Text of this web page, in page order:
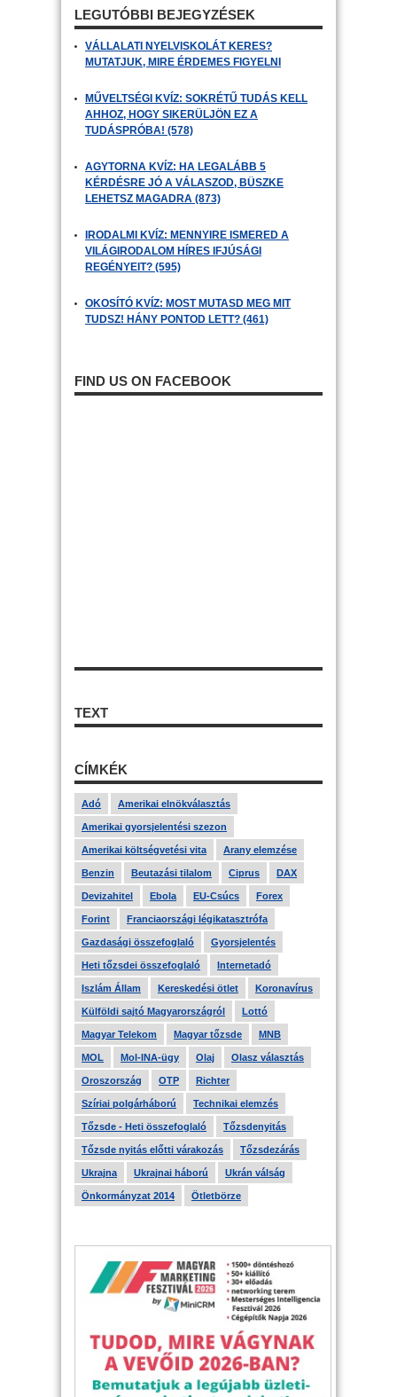
LEGUTÓBBI BEJEGYZÉSEK
VÁLLALATI NYELVISKOLÁT KERES?
MUTATJUK, MIRE ÉRDEMES FIGYELNI
MŰVELTSÉGI KVÍZ: SOKRÉTŰ TUDÁS KELL
AHHOZ, HOGY SIKERÜLJÖN EZ A
TUDÁSPRÓBA! (578)
AGYTORNA KVÍZ: HA LEGALÁBB 5
KÉRDÉSRE JÓ A VÁLASZOD, BÜSZKE
LEHETSZ MAGADRA (873)
IRODALMI KVÍZ: MENNYIRE ISMERED A
VILÁGIRODALOM HÍRES IFJÚSÁGI
REGÉNYEIT? (595)
OKOSÍTÓ KVÍZ: MOST MUTASD MEG MIT
TUDSZ! HÁNY PONTOD LETT? (461)
FIND US ON FACEBOOK
TEXT
CÍMKÉK
Adó Amerikai elnökválasztás
Amerikai gyorsjelentési szezon
Amerikai költségvetési vita Arany elemzése
Benzin Beutazási tilalom Ciprus DAX
Devizahitel Ebola EU-Csúcs Forex
Forint Franciaországi légikatasztrófa
Gazdasági összefoglaló Gyorsjelentés
Heti tőzsdei összefoglaló Internetadó
Iszlám Állam Kereskedési ötlet Koronavírus
Külföldi sajtó Magyarországról Lottó
Magyar Telekom Magyar tőzsde MNB
MOL Mol-INA-ügy Olaj Olasz választás
Oroszország OTP Richter
Szíriai polgárháború Technikai elemzés
Tőzsde - Heti összefoglaló Tőzsdenyitás
Tőzsde nyitás előtti várakozás Tőzsdezárás
Ukrajna Ukrajnai háború Ukrán válság
Önkormányzat 2014 Ötletbörze